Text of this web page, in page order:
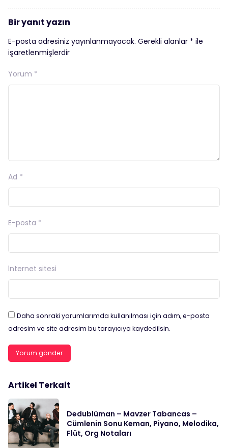
Bir yanıt yazın
E-posta adresiniz yayınlanmayacak. Gerekli alanlar * ile
işaretlenmişlerdir
Yorum *
Ad *
E-posta *
İnternet sitesi
Daha sonraki yorumlarımda kullanılması için adım, e-posta
adresim ve site adresim bu tarayıcıya kaydedilsin.
Artikel Terkait
Dedublüman – Mavzer Tabancas –
Cümlenin Sonu Keman, Piyano, Melodika,
Flüt, Org Notaları